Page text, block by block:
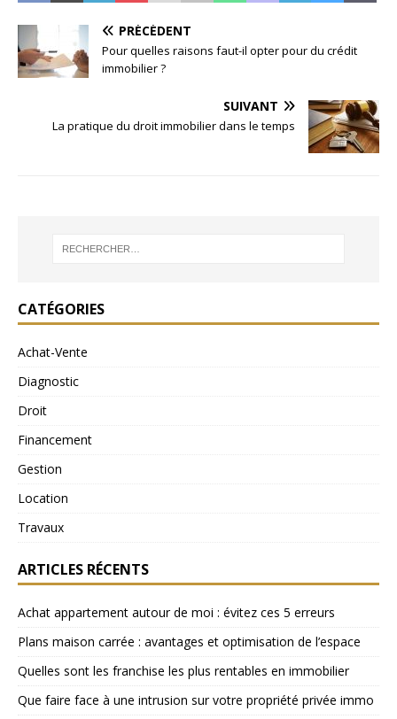
PRÉCÉDENT
Pour quelles raisons faut-il opter pour du crédit
immobilier ?
SUIVANT
La pratique du droit immobilier dans le temps
CATÉGORIES
Achat-Vente
Diagnostic
Droit
Financement
Gestion
Location
Travaux
ARTICLES RÉCENTS
Achat appartement autour de moi : évitez ces 5 erreurs
Plans maison carrée : avantages et optimisation de l’espace
Quelles sont les franchise les plus rentables en immobilier
Que faire face à une intrusion sur votre propriété privée immo